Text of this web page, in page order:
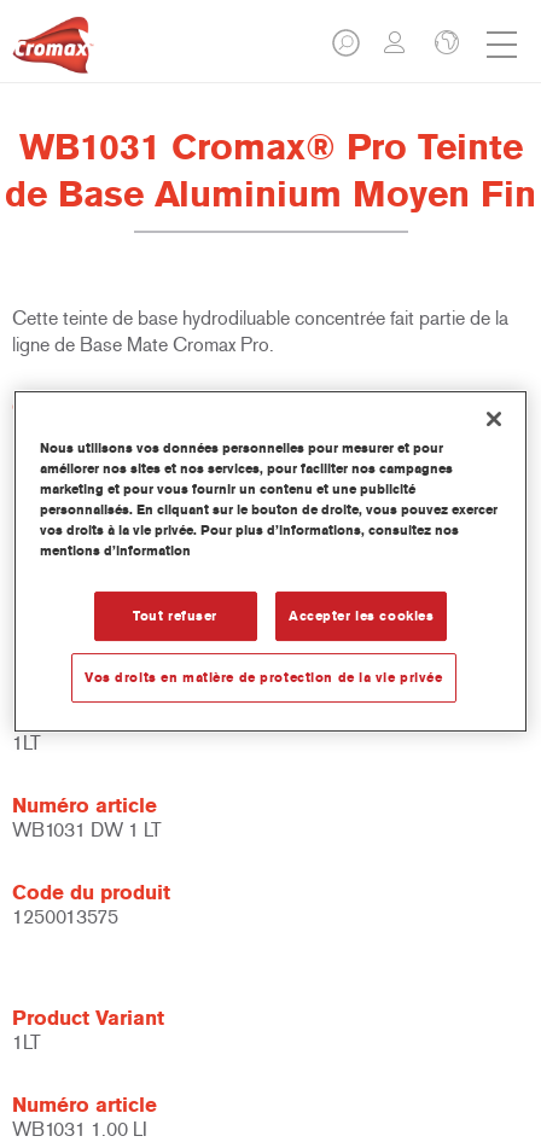
WB1031 Cromax® Pro Teinte
de Base Aluminium Moyen Fin
Cette teinte de base hydrodiluable concentrée fait partie de la
ligne de Base Mate Cromax Pro.
Caractéristiques du produit
Excellent pouvoir couvrant avec une précision colorimétrique
remarquable.
Rapide et économique à utiliser, permettant d'augmenter le
rendement et la productivité.
Fait partie d'un système dédié et complet de teintes de base
Large fenêtre d'application.
Flexible - peut être utilisé dans différentes conditions
climatiques et avec différentes techniques d'application.
1LT
Numéro article
WB1031 DW 1 LT
Code du produit
1250013575
Product Variant
1LT
Numéro article
WB1031 1.00 LI
Nous utilisons vos données personnelles pour mesurer et pour
améliorer nos sites et nos services, pour faciliter nos campagnes
marketing et pour vous fournir un contenu et une publicité
personnalisés. En cliquant sur le bouton de droite, vous pouvez exercer
vos droits à la vie privée. Pour plus d’informations, consultez nos
mentions d’information
Tout refuser Accepter les cookies
Vos droits en matière de protection de la vie privée